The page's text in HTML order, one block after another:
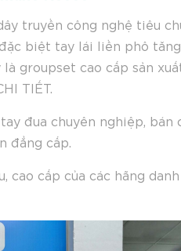
truyền công nghệ tiêu
biệt tay lái liền phô
groupset cao cấp sản
TIẾT.
đua chuyên nghiệp, bán
đẳng cấp.
cao cấp của các hãng